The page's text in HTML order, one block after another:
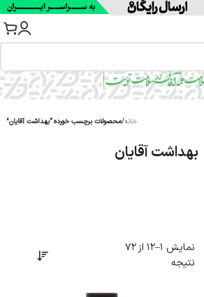
بهداشت آقایان
خانه/محصولات برچسب خورده “بهداشت آقایان”
نمایش 1–12 از 72
نتیجه